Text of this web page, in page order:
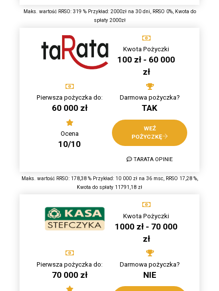
Maks. wartość RRSO: 319 % Przykład: 2000zł na 30 dni, RRSO 0%, Kwota do
spłaty 2000zł
Kwota Pożyczki
100 zł - 60 000
zł
Pierwsza pożyczka do:
60 000 zł
Darmowa pożyczka?
TAK
Ocena
10/10
WEŹ
POŻYCZKĘ
TARATA OPINIE
Maks. wartość RRSO: 178,38 % Przykład: 10 000 zł na 36 msc, RRSO 17,28 %,
Kwota do spłaty 11791,18 zł
Kwota Pożyczki
1000 zł - 70 000
zł
Pierwsza pożyczka do:
70 000 zł
Darmowa pożyczka?
NIE